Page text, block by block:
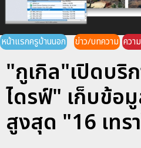
หน้าแรกครูบ้านนอก ข่าว/บทความ ควา
"กูเกิล"เปิดบริ
ไดรฟ์" เก็บข้อ
สูงสุด "16 เทร